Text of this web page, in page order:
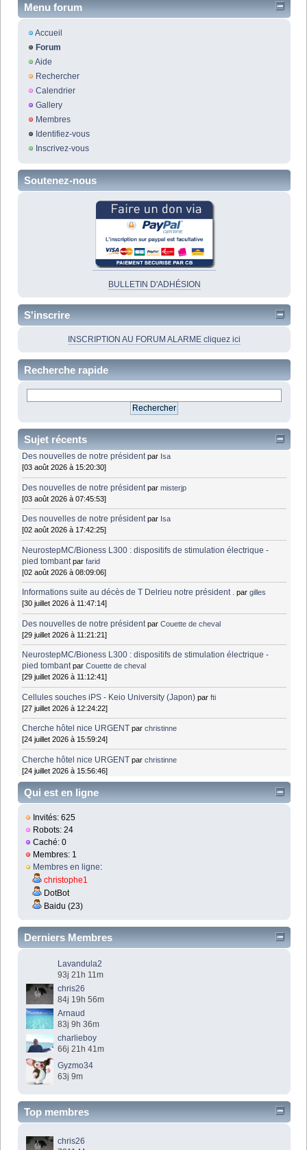
Menu forum
Accueil
Forum
Aide
Rechercher
Calendrier
Gallery
Membres
Identifiez-vous
Inscrivez-vous
Soutenez-nous
BULLETIN D'ADHÉSION
S'inscrire
INSCRIPTION AU FORUM ALARME cliquez ici
Recherche rapide
Sujet récents
Des nouvelles de notre président par Isa
[03 août 2026 à 15:20:30]
Des nouvelles de notre président parmisterjp
[03 août 2026 à 07:45:53]
Des nouvelles de notre président par Isa
[02 août 2026 à 17:42:25]
NeurostepMC/Bioness L300 : dispositifs de stimulation électrique -
pied tombant parfarid
[02 août 2026 à 08:09:06]
Informations suite au décès de T Delrieu notre président . pargilles
[30 juillet 2026 à 11:47:14]
Des nouvelles de notre président parCouette de cheval
[29 juillet 2026 à 11:21:21]
NeurostepMC/Bioness L300 : dispositifs de stimulation électrique -
pied tombant parCouette de cheval
[29 juillet 2026 à 11:12:41]
Cellules souches iPS - Keio University (Japon) parfti
[27 juillet 2026 à 12:24:22]
Cherche hôtel nice URGENT parchristinne
[24 juillet 2026 à 15:59:24]
Cherche hôtel nice URGENT parchristinne
[24 juillet 2026 à 15:56:46]
Qui est en ligne
Invités: 625
Robots: 24
Caché: 0
Membres: 1
Membres en ligne:
christophe1
DotBot
Baidu (23)
Derniers Membres
Lavandula2
93j 21h 11m
chris26
84j 19h 56m
Arnaud
83j 9h 36m
charlieboy
66j 21h 41m
Gyzmo34
63j 9m
Top membres
chris26